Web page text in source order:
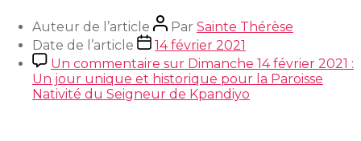
Auteur de l’article Par Sainte Thérèse
Date de l’article
14 février 2021
Un commentaire sur Dimanche 14 février 2021 :
Un jour unique et historique pour la Paroisse
Nativité du Seigneur de Kpandiyo